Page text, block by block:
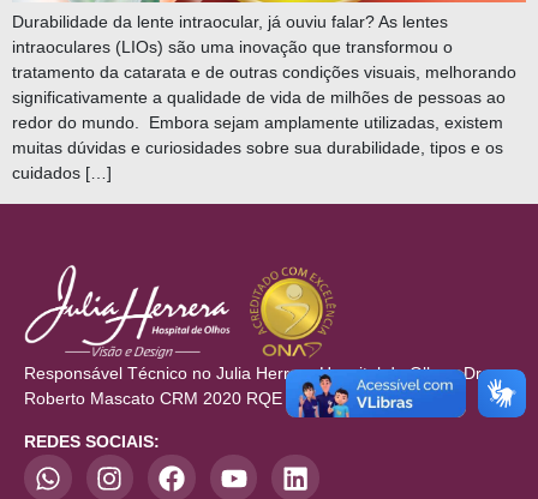
Durabilidade da lente intraocular, já ouviu falar? As lentes
intraoculares (LIOs) são uma inovação que transformou o
tratamento da catarata e de outras condições visuais, melhorando
significativamente a qualidade de vida de milhões de pessoas ao
redor do mundo. Embora sejam amplamente utilizadas, existem
muitas dúvidas e curiosidades sobre sua durabilidade, tipos e os
cuidados […]
Responsável Técnico no Julia Herrera Hospital de Olhos: Dr.
Roberto Mascato CRM 2020 RQE 709/710
REDES SOCIAIS: